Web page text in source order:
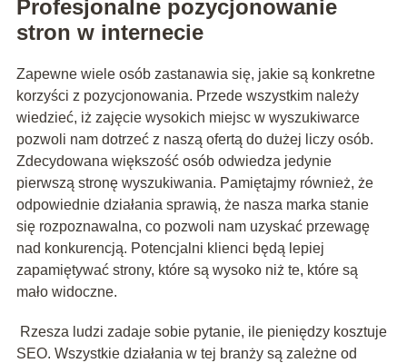
Profesjonalne pozycjonowanie
stron w internecie
Zapewne wiele osób zastanawia się, jakie są konkretne
korzyści z pozycjonowania. Przede wszystkim należy
wiedzieć, iż zajęcie wysokich miejsc w wyszukiwarce
pozwoli nam dotrzeć z naszą ofertą do dużej liczy osób.
Zdecydowana większość osób odwiedza jedynie
pierwszą stronę wyszukiwania. Pamiętajmy również, że
odpowiednie działania sprawią, że nasza marka stanie
się rozpoznawalna, co pozwoli nam uzyskać przewagę
nad konkurencją. Potencjalni klienci będą lepiej
zapamiętywać strony, które są wysoko niż te, które są
mało widoczne.
Rzesza ludzi zadaje sobie pytanie, ile pieniędzy kosztuje
SEO. Wszystkie działania w tej branży są zależne od